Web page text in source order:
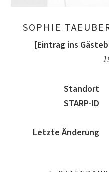
SOPHIE
[Eintrag ins
Standort
STARP-ID
Letzte Änderung